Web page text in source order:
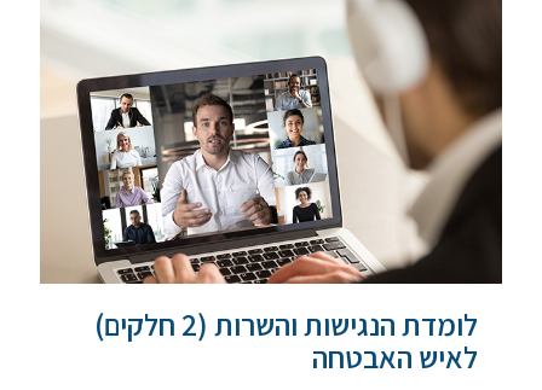
לומדת הנגישות והשרות (2 חלקים)
לאיש האבטחה